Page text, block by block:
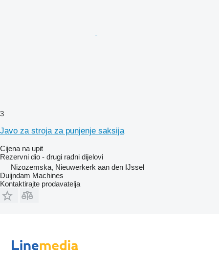
3
Javo za stroja za punjenje saksija
Cijena na upit
Rezervni dio - drugi radni dijelovi
Nizozemska, Nieuwerkerk aan den IJssel
Duijndam Machines
Kontaktirajte prodavatelja